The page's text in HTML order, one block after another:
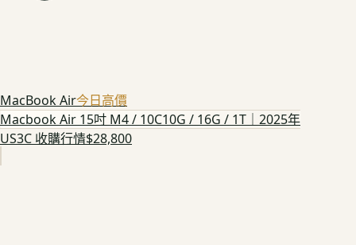
MacBook Air今日高價
Macbook Air 15吋 M4 / 10C10G / 16G / 1T｜2025年
US3C 收購行情$28,800